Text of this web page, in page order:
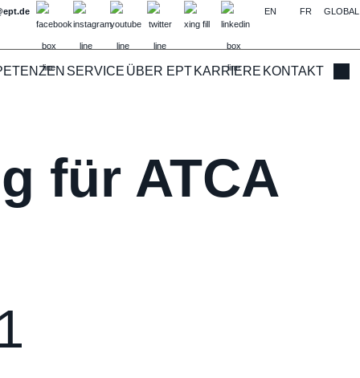
EN FR GLOBAL
SERVICE ÜBER EPTKARRIERE KONTAKT
für ATCA